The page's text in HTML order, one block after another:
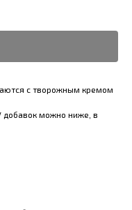
с творожным кремом
можно ниже, в